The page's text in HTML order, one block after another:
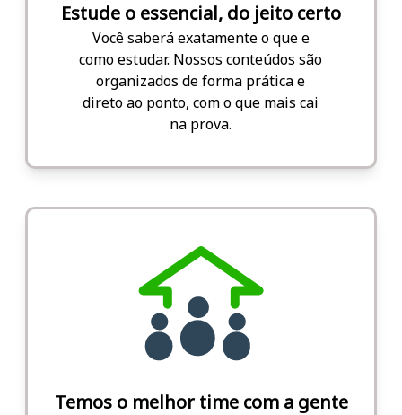
Estude o essencial, do jeito certo
Você saberá exatamente o que e
como estudar. Nossos conteúdos são
organizados de forma prática e
direto ao ponto, com o que mais cai
na prova.
Temos o melhor time com a gente